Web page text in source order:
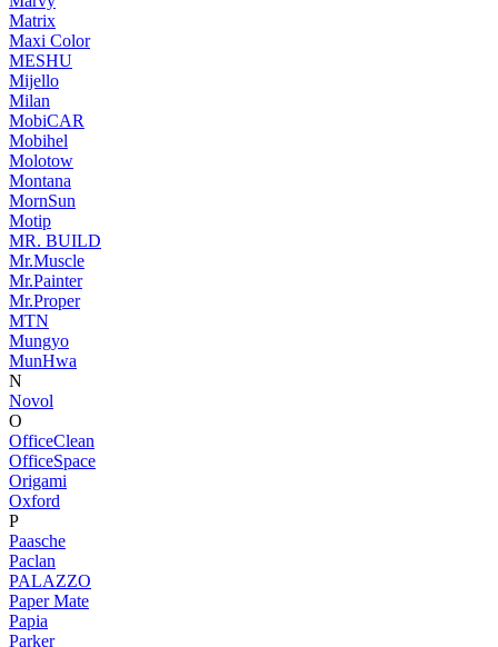
Matrix
Maxi Color
MESHU
Mijello
Milan
MobiCAR
Mobihel
Molotow
Montana
MornSun
Motip
MR. BUILD
Mr.Muscle
Mr.Painter
Mr.Proper
MTN
Mungyo
MunHwa
N
Novol
O
OfficeClean
OfficeSpace
Origami
Oxford
P
Paasche
Paclan
PALAZZO
Paper Mate
Papia
Parker